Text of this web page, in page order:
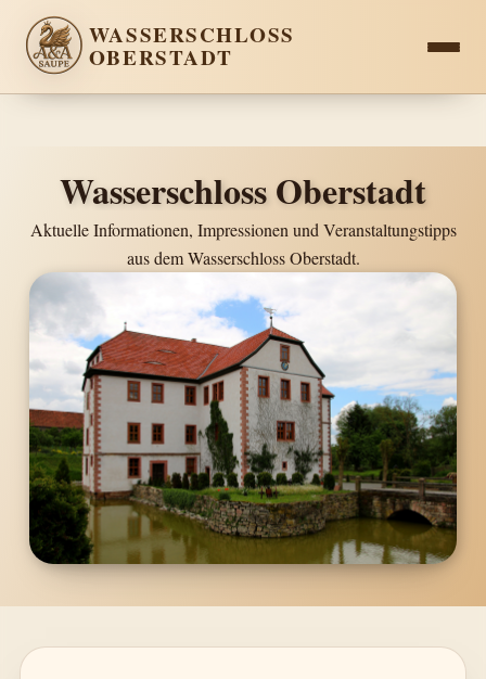
WASSERSCHLOSS
OBERSTADT
Wasserschloss Oberstadt
Aktuelle Informationen, Impressionen und Veranstaltungstipps
aus dem Wasserschloss Oberstadt.